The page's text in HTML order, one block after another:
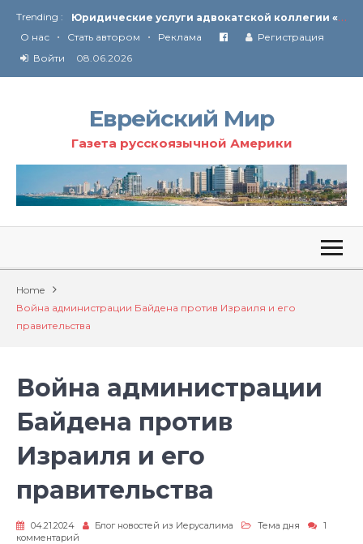
Trending :
От Ирана до Ливана и Газы
Союз кислоликих
Соглашение США с Ираном
От Ирана до Ливана и Газы
О нас • Стать автором • Реклама
Регистрация
Войти
08.06.2026
Еврейский Мир
Газета русскоязычной Америки
Home
Война администрации Байдена против Израиля и его
правительства
Война администрации
Байдена против
Израиля и его
правительства
04.21.2024 Блог новостей из Иерусалима Тема дня
1
комментарий